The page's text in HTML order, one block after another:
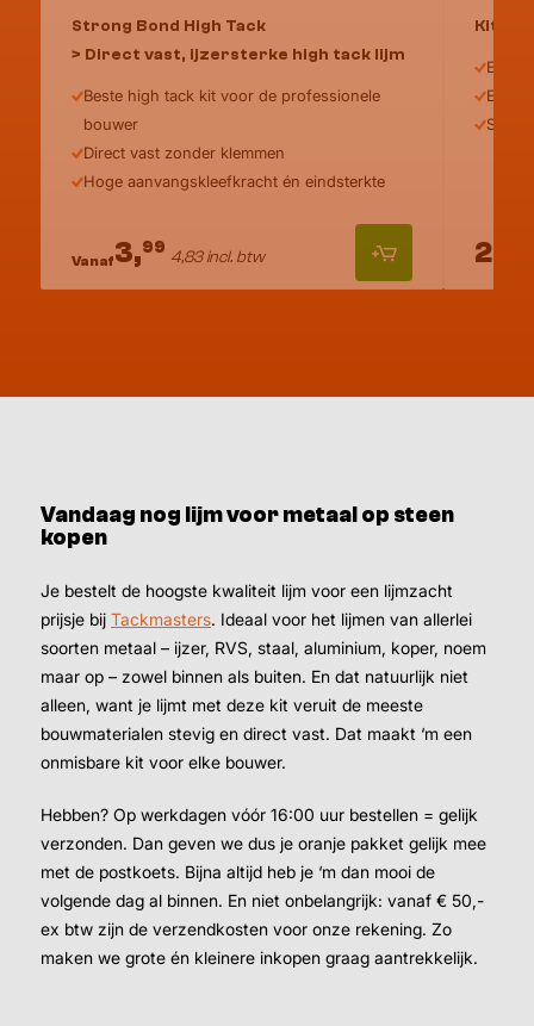
Kleur
Wit ZwartGrijs
Inhoud
3, 99
Strong Bond High Tack
> Direct vast, ijzersterke high tack lijm
Beste high tack kit voor de professionele
bouwer
Direct vast zonder klemmen
Hoge aanvangskleefkracht én eindsterkte
Vanaf3,99 4,83 incl. btw
Extra
Spuit
29,
Vandaag nog lijm voor metaal op steen
kopen
Je bestelt de hoogste kwaliteit lijm voor een lijmzacht
prijsje bij Tackmasters. Ideaal voor het lijmen van allerlei
soorten metaal – ijzer, RVS, staal, aluminium, koper, noem
maar op – zowel binnen als buiten. En dat natuurlijk niet
alleen, want je lijmt met deze kit veruit de meeste
bouwmaterialen stevig en direct vast. Dat maakt ‘m een
onmisbare kit voor elke bouwer.
Hebben? Op werkdagen vóór 16:00 uur bestellen = gelijk
verzonden. Dan geven we dus je oranje pakket gelijk mee
met de postkoets. Bijna altijd heb je ‘m dan mooi de
volgende dag al binnen. En niet onbelangrijk: vanaf € 50,-
ex btw zijn de verzendkosten voor onze rekening. Zo
maken we grote én kleinere inkopen graag aantrekkelijk.